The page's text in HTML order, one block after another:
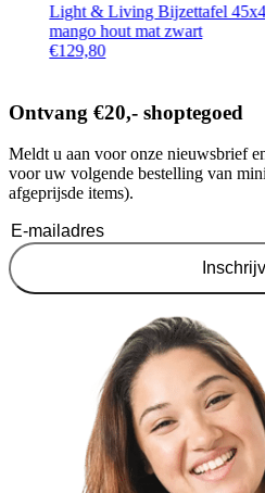
Light & Living Bijzettafel
mango hout mat zwart
€129,80
Ontvang €20,- shoptegoed
Meldt u aan voor onze nieuwsbrief
voor uw volgende bestelling van
afgeprijsde items).